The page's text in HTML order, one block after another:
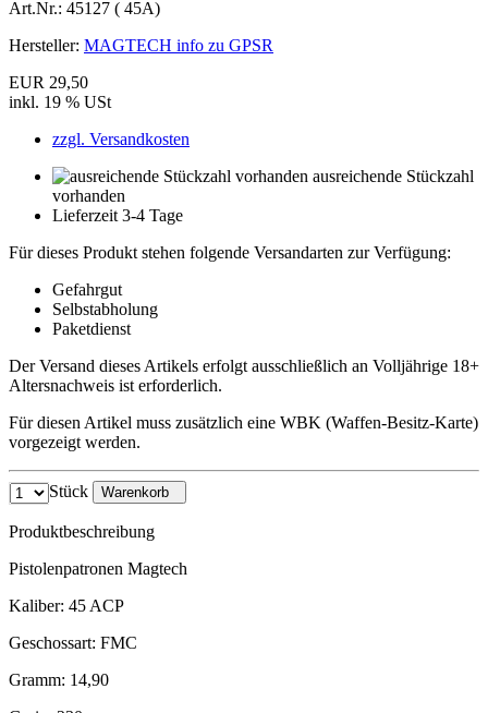
Art.Nr.: 45127 ( 45A)
Hersteller: MAGTECH info zu GPSR
EUR 29,50
inkl. 19 % USt
zzgl. Versandkosten
ausreichende Stückzahl
vorhanden
Lieferzeit 3-4 Tage
Für dieses Produkt stehen folgende Versandarten zur Verfügung:
Gefahrgut
Selbstabholung
Paketdienst
Der Versand dieses Artikels erfolgt ausschließlich an Volljährige 18+
Altersnachweis ist erforderlich.
Für diesen Artikel muss zusätzlich eine WBK (Waffen-Besitz-Karte)
vorgezeigt werden.
Stück Warenkorb
Produktbeschreibung
Pistolenpatronen Magtech
Kaliber: 45 ACP
Geschossart: FMC
Gramm: 14,90